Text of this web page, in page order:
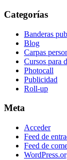
Categorías
Banderas
Blog
Carpas
Cursos para
Photocall
Publicidad
Roll-up
Meta
Acceder
Feed de
Feed de